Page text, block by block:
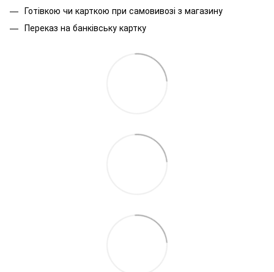
Готівкою чи карткою при самовивозі з магазину
Переказ на банківську картку